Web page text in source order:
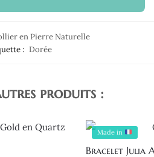
en Pierre Naturelle
: Dorée
produits :
Made in
Bracelet Julia